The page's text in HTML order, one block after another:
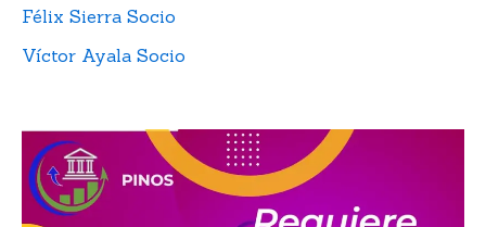
Félix Sierra Socio
Víctor Ayala Socio